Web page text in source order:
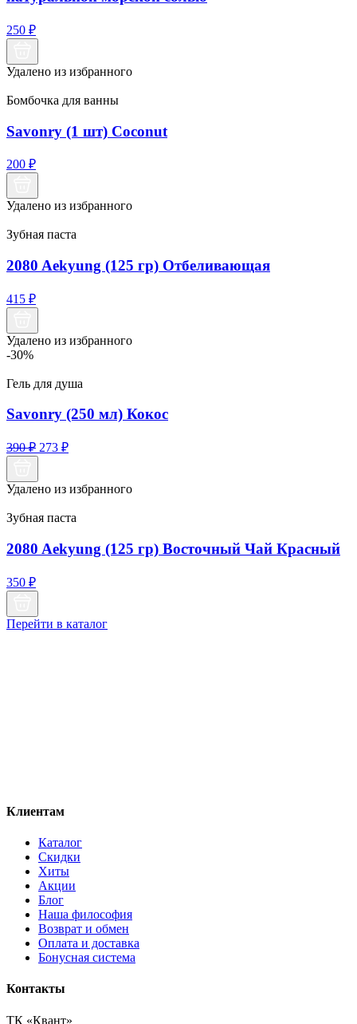
250 ₽
Удалено из избранного
Бомбочка для ванны
Savonry (1 шт) Coconut
200 ₽
Удалено из избранного
Зубная паста
2080 Aekyung (125 гр) Отбеливающая
415 ₽
Удалено из избранного
-30%
Гель для душа
Savonry (250 мл) Кокос
390₽ Первоначальная
390 ₽.
273 ₽Текущая
Удалено из избранного
Зубная паста
2080 Aekyung (125 гр) Восточный Чай Красный
350 ₽
Перейти в каталог
Клиентам
Каталог
Скидки
Хиты
Акции
Блог
Наша философия
Возврат и обмен
Оплата и доставка
Бонусная система
Контакты
ТК «Квант»